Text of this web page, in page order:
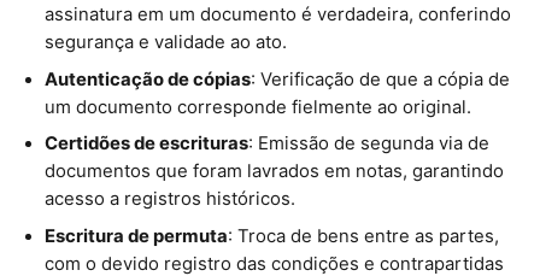
assinatura em um documento é verdadeira, conferindo
segurança e validade ao ato.
Autenticação de cópias: Verificação de que a cópia de
um documento corresponde fielmente ao original.
Certidões de escrituras: Emissão de segunda via de
documentos que foram lavrados em notas, garantindo
acesso a registros históricos.
Escritura de permuta: Troca de bens entre as partes,
com o devido registro das condições e contrapartidas